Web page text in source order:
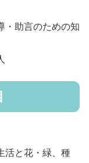
・助言のための知
活と花・緑、種